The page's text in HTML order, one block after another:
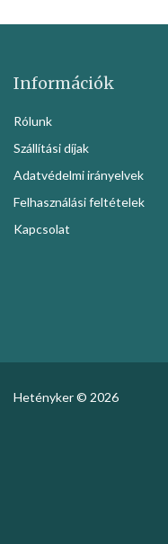
Információk
Rólunk
Szállítási díjak
Adatvédelmi irányelvek
Felhasználási feltételek
Kapcsolat
Hetényker © 2026